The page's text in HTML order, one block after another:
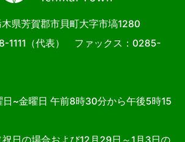
県芳賀郡市貝町大字市塙1280
1111 （代表） ファックス：0285-
日~金曜日 午前8時30分から午後5時15